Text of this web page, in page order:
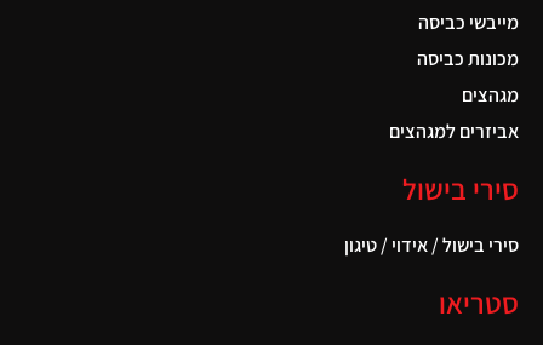
מייבשי כביסה
מכונות כביסה
מגהצים
אביזרים למגהצים
סירי בישול
סירי בישול / אידוי / טיגון
סטריאו